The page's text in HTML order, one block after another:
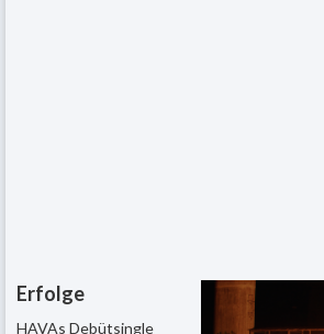
Erfolge
HAVAs Debütsingle